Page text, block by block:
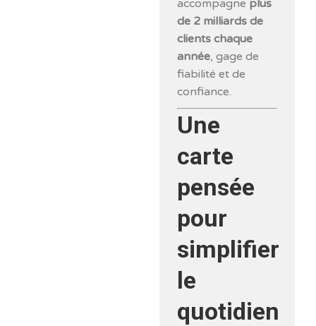
accompagne plus
de 2 milliards de
clients chaque
année, gage de
fiabilité et de
confiance.
Une
carte
pensée
pour
simplifier
le
quotidien